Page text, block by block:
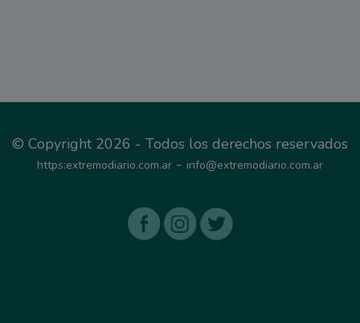
© Copyright 2026 - Todos los derechos reservados
https:extremodiario.com.ar - info@extremodiario.com.ar